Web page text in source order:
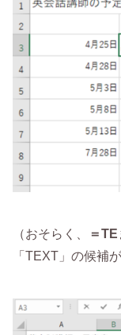
（おそらく、 ＝TE
「TEXT」の候補